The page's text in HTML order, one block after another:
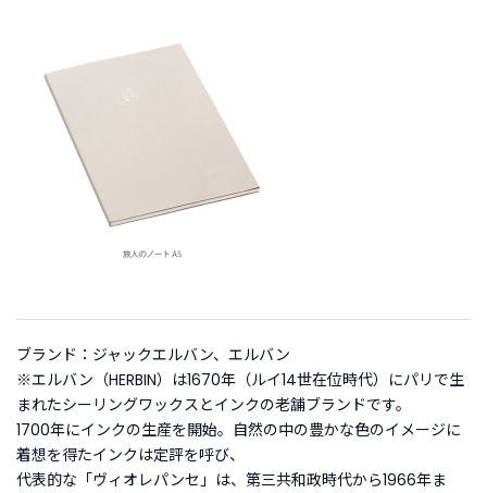
ブランド：ジャックエルバン、エルバン
※エルバン（HERBIN）は1670年（ルイ14世在位時代）にパリで生
まれたシーリングワックスとインクの老舗ブランドです。
1700年にインクの生産を開始。自然の中の豊かな色のイメージに
着想を得たインクは定評を呼び、
代表的な「ヴィオレパンセ」は、第三共和政時代から1966年ま